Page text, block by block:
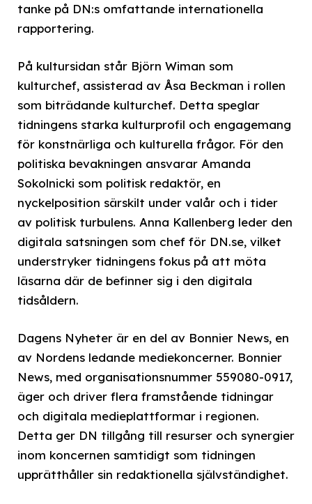
tanke på DN:s omfattande internationella
rapportering.
På kultursidan står Björn Wiman som
kulturchef, assisterad av Åsa Beckman i rollen
som biträdande kulturchef. Detta speglar
tidningens starka kulturprofil och engagemang
för konstnärliga och kulturella frågor. För den
politiska bevakningen ansvarar Amanda
Sokolnicki som politisk redaktör, en
nyckelposition särskilt under valår och i tider
av politisk turbulens. Anna Kallenberg leder den
digitala satsningen som chef för DN.se, vilket
understryker tidningens fokus på att möta
läsarna där de befinner sig i den digitala
tidsåldern.
Dagens Nyheter är en del av Bonnier News, en
av Nordens ledande mediekoncerner. Bonnier
News, med organisationsnummer 559080-0917,
äger och driver flera framstående tidningar
och digitala medieplattformar i regionen.
Detta ger DN tillgång till resurser och synergier
inom koncernen samtidigt som tidningen
upprätthåller sin redaktionella självständighet.